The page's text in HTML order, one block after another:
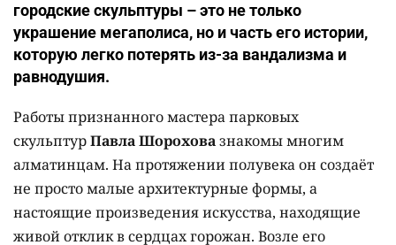
городские скульптуры – это не только
украшение мегаполиса, но и часть его истории,
которую легко потерять из-за вандализма и
равнодушия.
Работы признанного мастера парковых
скульптурПавла Шороховазнакомы многим
алматинцам. На протяжении полувека он создаёт
не просто малые архитектурные формы, а
настоящие произведения искусства, находящие
живой отклик в сердцах горожан. Возле его